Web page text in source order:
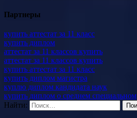
Партнеры
купить аттестат за 11 класс
купить диплом
аттестат за 11 классов купить
аттестат за 11 классов купить
купить аттестат за 11 класс
купить диплом магистра
куплю диплом кандидата наук
купить диплом о среднем специальном
Найти: